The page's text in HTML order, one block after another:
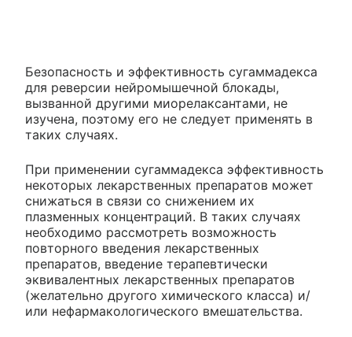
Безопасность и эффективность сугаммадекса
для реверсии нейромышечной блокады,
вызванной другими миорелаксантами, не
изучена, поэтому его не следует применять в
таких случаях.
При применении сугаммадекса эффективность
некоторых лекарственных препаратов может
снижаться в связи со снижением их
плазменных концентраций. В таких случаях
необходимо рассмотреть возможность
повторного введения лекарственных
препаратов, введение терапевтически
эквивалентных лекарственных препаратов
(желательно другого химического класса) и/
или нефармакологического вмешательства.